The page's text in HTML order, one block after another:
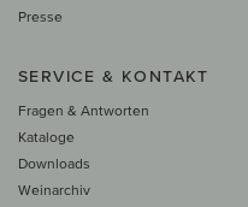
Presse
SERVICE & KONTAKT
Fragen & Antworten
Kataloge
Downloads
Weinarchiv